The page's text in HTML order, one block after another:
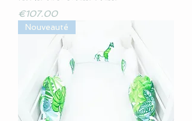
Price
€107.00
Nouveauté